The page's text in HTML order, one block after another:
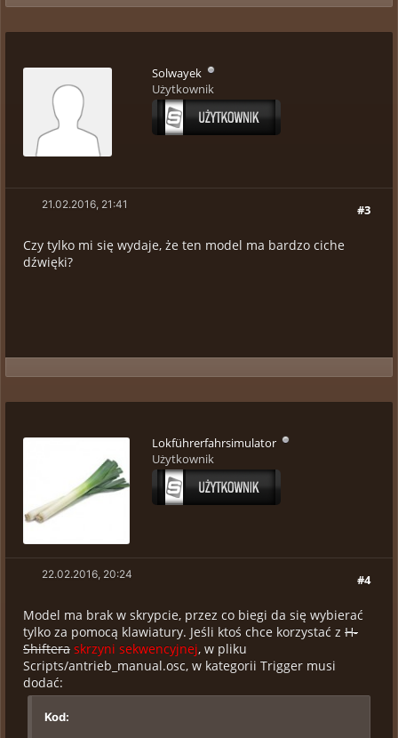
Solwayek
Użytkownik
#3
21.02.2016, 21:41
Czy tylko mi się wydaje, że ten model ma bardzo ciche
dźwięki?
Lokführerfahrsimulator
Użytkownik
#4
22.02.2016, 20:24
Model ma brak w skrypcie, przez co biegi da się wybierać
tylko za pomocą klawiatury. Jeśli ktoś chce korzystać z H-
Shiftera skrzyni sekwencyjnej, w pliku
Scripts/antrieb_manual.osc, w kategorii Trigger musi
dodać:
Kod: